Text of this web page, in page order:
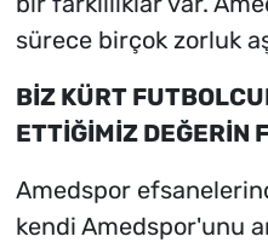
sürece birçok zorluk
BİZ KÜRT
ETTİĞİMİZ DEĞERİN
Amedspor
kendi Amedspor'unu